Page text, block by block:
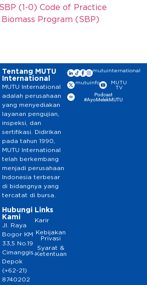
(1-0) Code of Practice
Program (SBP)
Tentang MUTU
International
MUTU International
adalah perusahaan
yang menyediakan
layanan pengujian,
inspeksi, dan
sertifikasi. Didirikan
pada tahun 1990,
MUTU International
telah berkembang
menjadi perusahaan
Indonesia terbesar
di bidangnya yang
tercatat di bursa.
Hubungi
Kami
Jl. Raya
Bogor KM
33,5 No.19
Cimanggis,
Depok
(+62-21)
8740202
Links
Karir
Kebijakan
Privasi
Syarat &
Ketentuan
mutuinternational
mutuinfo
MUTU
TV
Podcast
#AyoMelekMUTU